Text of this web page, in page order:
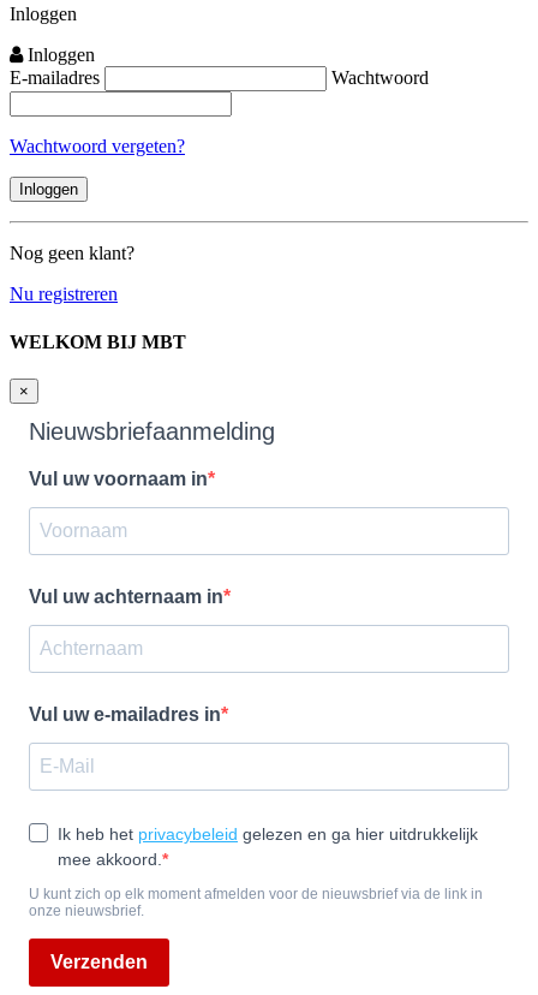
Inloggen
Inloggen
E-mailadres
Wachtwoord
Wachtwoord vergeten?
Nog geen klant?
Nu registreren
WELKOM BIJ MBT
×
Nieuwsbriefaanmelding
Vul uw voornaam in
Vul uw achternaam in
Vul uw e-mailadres in
Ik heb het privacybeleid gelezen en ga hier uitdrukkelijk
mee akkoord.
U kunt zich op elk moment afmelden voor de nieuwsbrief via de link in
onze nieuwsbrief.
Verzenden